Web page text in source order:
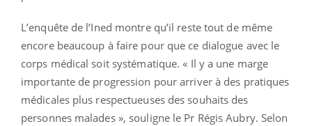
L’enquête de l’Ined montre qu’il reste tout de même
encore beaucoup à faire pour que ce dialogue avec le
corps médical soit systématique. « Il y a une marge
importante de progression pour arriver à des pratiques
médicales plus respectueuses des souhaits des
personnes malades », souligne le Pr Régis Aubry. Selon